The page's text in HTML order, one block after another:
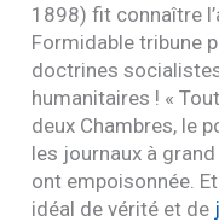
1898) fit connaître
Formidable tribune
doctrines
humanitaires ! «
deux Chambres, le
les journaux à grand
ont empoisonnée. Et
idéal de vérité et de